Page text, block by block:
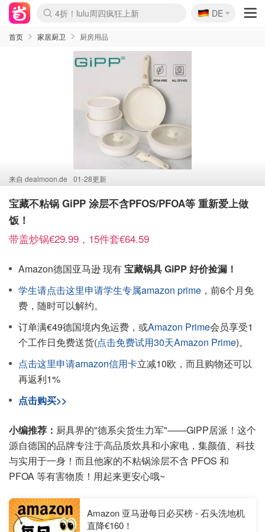
Boticinal 夏促开抢！
4折！lulu周四疯狂上新
还没结束！&OtherStories大促
Joybuy变相75折 随时失效
速领！Stanley独家85折
疑似霸哥！Camper额外叠85折
Zalando 奥莱闪促！每日更新
Moncler反季囤！5折起+叠9折
Coach Brooklyn仅€192
🇩🇪
DE
首页 家居厨卫 厨房用品
来自 dealmoon.de 01-28更新
宝藏不粘锅 GiPP 涂层不含PFOS/PFOA等 重新爱上做
饭！
带盖炒锅€29.99，15件套€64.59
Amazon德国亚马逊 现有宝藏锅具 GiPP 好价捡漏！
学生请点击这里申请学生专属amazon prime ，前6个月免
费，随时可以解约。
订单满€49德国境内免运费，或Amazon Prime会员享受1
个工作日免费送货(点击免费试用30天Amazon Prime)。
点击这里申请amazon信用卡立减10欧，而且购物还可以
再返利1%
点击购买>>
小编推荐： 厨具界的"德系尖货生力军"——GiPP居派！这个
源自德国的品牌专注于高品质炊具和小家电，集颜值、科技
与实用于一身！而且他家的不粘锅涂层不含 PFOS 和
PFOA 等有害物质！用起来更安心哦~
Amazon 亚马逊每日必买榜 - 石头洗地机
直降€160！